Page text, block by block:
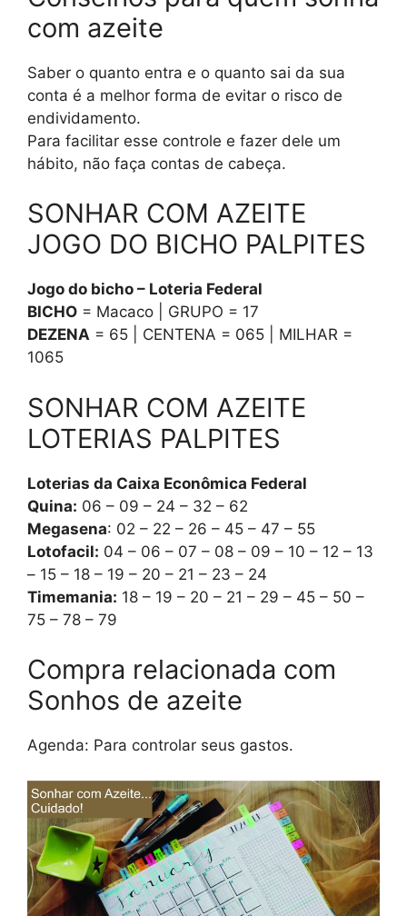
com azeite
Saber o quanto entra e o quanto sai da sua
conta é a melhor forma de evitar o risco de
endividamento.
Para facilitar esse controle e fazer dele um
hábito, não faça contas de cabeça.
SONHAR COM AZEITE
JOGO DO BICHO PALPITES
Jogo do bicho – Loteria Federal
BICHO = Macaco | GRUPO = 17
DEZENA = 65 | CENTENA = 065 | MILHAR =
1065
SONHAR COM AZEITE
LOTERIAS PALPITES
Loterias da Caixa Econômica Federal
Quina: 06 – 09 – 24 – 32 – 62
Megasena: 02 – 22 – 26 – 45 – 47 – 55
Lotofacil: 04 – 06 – 07 – 08 – 09 – 10 – 12 – 13
– 15 – 18 – 19 – 20 – 21 – 23 – 24
Timemania: 18 – 19 – 20 – 21 – 29 – 45 – 50 –
75 – 78 – 79
Compra relacionada com
Sonhos de azeite
Agenda: Para controlar seus gastos.